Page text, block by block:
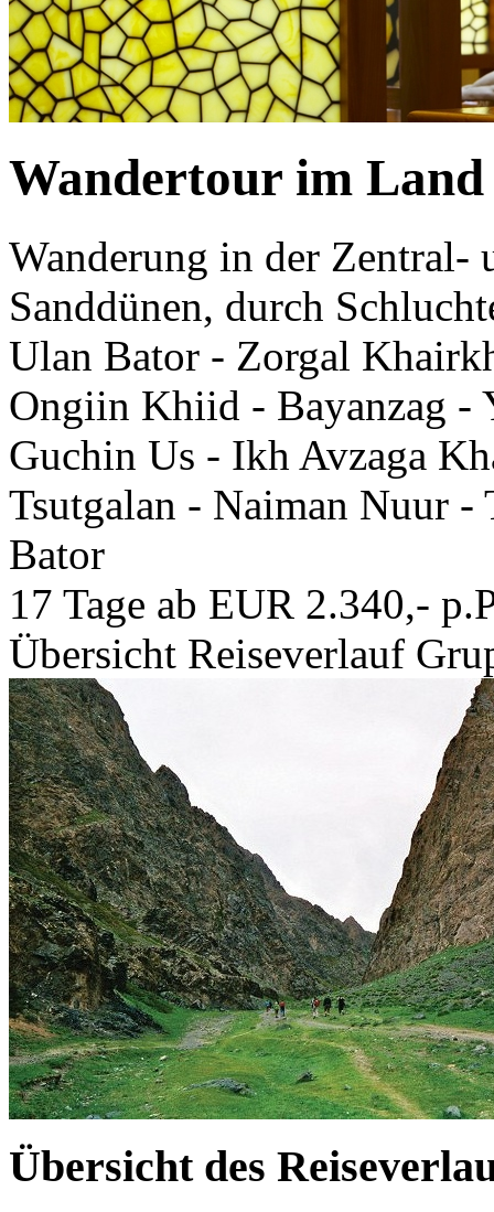
Wandertour im
Wanderung in der Zentral-
Sanddünen, durch
Ulan Bator - Zorgal
Ongiin Khiid - Bayanzag
Guchin Us - Ikh Avzaga
Tsutgalan - Naiman Nuur
Bator
17 Tage ab EUR 2.340,-
Übersicht Reiseverlauf
Übersicht des